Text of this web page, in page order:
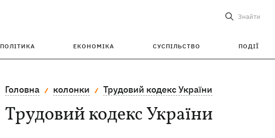
Знайти
ПОЛІТИКА ЕКОНОМІКА СУСПІЛЬСТВО ПОДІЇ
Головна колонки Трудовий кодекс України
Трудовий кодекс України